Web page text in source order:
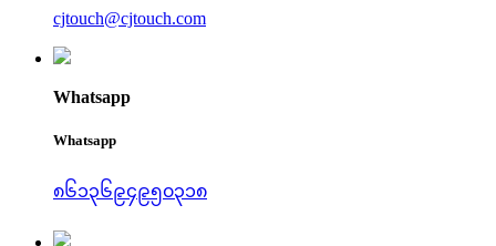
cjtouch@cjtouch.com
Whatsapp
Whatsapp
၈၆၁၃၆၉၄၉၅၀၃၁၈